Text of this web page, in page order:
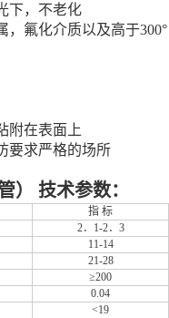
下，不老化
，氟化介质以及高于300°
附在表面上
要求严格的场所
） 技术参数：
指 标
2．1-2．3
11-14
21-28
≥200
0.04
<19